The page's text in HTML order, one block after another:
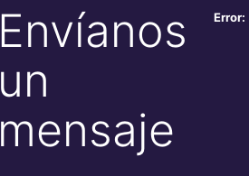
Envíanos
un
mensaje
Error: